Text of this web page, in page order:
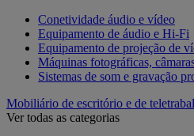
Conetividade áudio e vídeo
Equipamento de áudio e Hi-Fi
Equipamento de projeção de
Máquinas fotográficas,
Sistemas de som e gravação
Mobiliário de escritório e de
Ver todas as categorias